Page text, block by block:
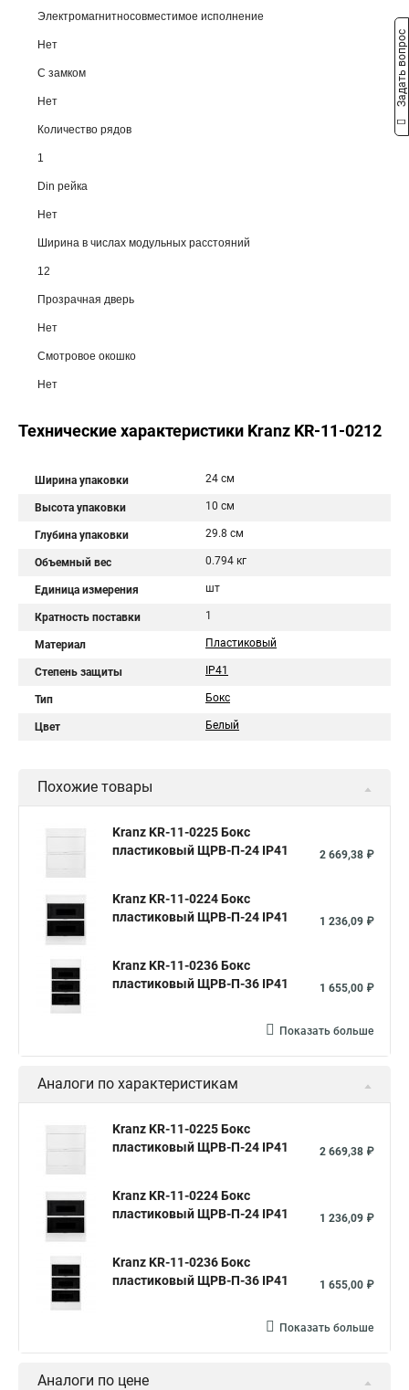
Электромагнитносовместимое исполнение
Нет
С замком
Нет
Количество рядов
1
Din рейка
Нет
Ширина в числах модульных расстояний
12
Прозрачная дверь
Нет
Смотровое окошко
Нет
Технические характеристики Kranz KR-11-0212
Ширина упаковки 24 см
Высота упаковки 10 см
Глубина упаковки 29.8 см
Объемный вес 0.794 кг
Единица измерения шт
Кратность поставки 1
Материал Пластиковый
Степень защиты IP41
Тип Бокс
Цвет Белый
Похожие товары
Kranz KR-11-0225 Бокс
пластиковый ЩРВ-П-24 IP41
2 669,38 ₽
Kranz KR-11-0224 Бокс
пластиковый ЩРВ-П-24 IP41
1 236,09 ₽
Kranz KR-11-0236 Бокс
пластиковый ЩРВ-П-36 IP41
1 655,00 ₽
Показать больше
Аналоги по характеристикам
Kranz KR-11-0225 Бокс
пластиковый ЩРВ-П-24 IP41
2 669,38 ₽
Kranz KR-11-0224 Бокс
пластиковый ЩРВ-П-24 IP41
1 236,09 ₽
Kranz KR-11-0236 Бокс
пластиковый ЩРВ-П-36 IP41
1 655,00 ₽
Показать больше
Аналоги по цене
Задать вопрос